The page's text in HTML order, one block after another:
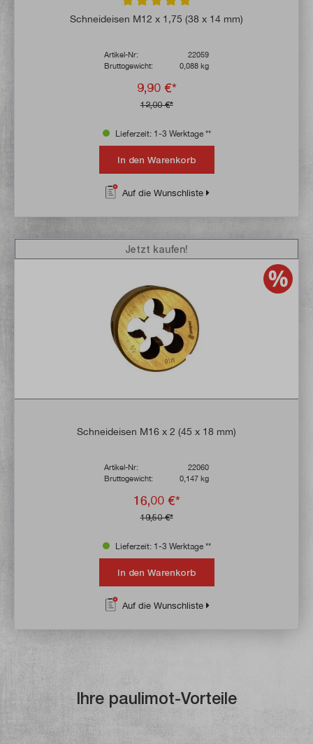
Durchschnittliche Bewertung von 5 von 5
Schneideisen M12 x 1,75 (38 x 14 mm)
Artikel-Nr:
22059
Bruttogewicht:
0,088 kg
9,90 €*
12,00 €*
Lieferzeit: 1-3 Werktage **
In den Warenkorb
Auf die Wunschliste
Schneideisen M16 x 2 (45 x 18 mm)
Artikel-Nr:
22060
Bruttogewicht:
0,147 kg
16,00 €*
19,50 €*
Jetzt kaufen!
Lieferzeit: 1-3 Werktage **
In den Warenkorb
Auf die Wunschliste
Ihre paulimot-Vorteile